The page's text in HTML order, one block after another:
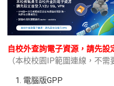
自校外查詢電子資源，請先設
（本校校園IP範圍連線，不需
電腦版GPP